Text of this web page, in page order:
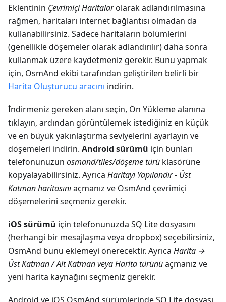
Eklentinin Çevrimiçi Haritalarolarak adlandırılmasına
rağmen, haritaları internet bağlantısı olmadan da
kullanabilirsiniz. Sadece haritaların bölümlerini
(genellikle döşemeler olarak adlandırılır) daha sonra
kullanmak üzere kaydetmeniz gerekir. Bunu yapmak
için, OsmAnd ekibi tarafından geliştirilen belirli bir
Harita Oluşturucu aracını indirin.
İndirmeniz gereken alanı seçin, Ön Yükleme alanına
tıklayın, ardından görüntülemek istediğiniz en küçük
ve en büyük yakınlaştırma seviyelerini ayarlayın ve
döşemeleri indirin. Android sürümü için bunları
telefonunuzun osmand/tiles/döşeme türü klasörüne
kopyalayabilirsiniz. Ayrıca Haritayı Yapılandır - Üst
Katman haritasınıaçmanız ve OsmAnd çevrimiçi
döşemelerini seçmeniz gerekir.
iOS sürümü için telefonunuzda SQ Lite dosyasını
(herhangi bir mesajlaşma veya dropbox) seçebilirsiniz,
OsmAnd bunu eklemeyi önerecektir. Ayrıca Harita →
Üst Katman / Alt Katman veya Harita türünüaçmanız ve
yeni harita kaynağını seçmeniz gerekir.